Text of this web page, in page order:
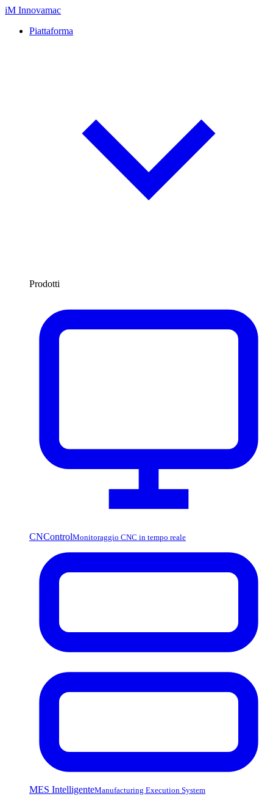
iM Innovamac
Piattaforma
Prodotti
CNControlMonitoraggio CNC in tempo reale
MES IntelligenteManufacturing Execution System